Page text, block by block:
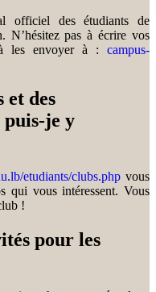
officiel des étudiants de
N’hésitez pas à écrire vos
les envoyer à : campus-
et des
puis-je y
etudiants/clubs.phpvous
qui vous intéressent. Vous
!
pour les